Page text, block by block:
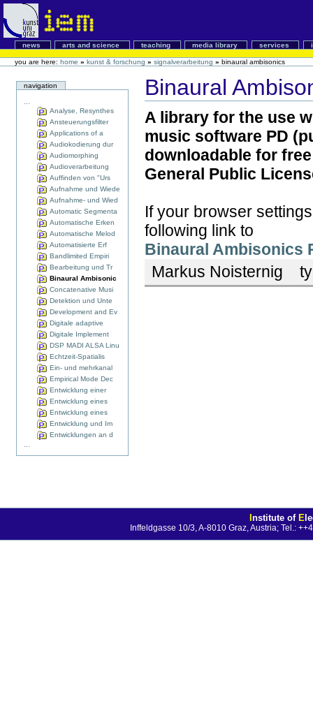
news arts and science teaching media library services
you are here: home » kunst & forschung » signalverarbeitung » binaural ambisonics
navigation
Analyse, Resynthes
Ansteuerungsfilter
Applications of a
Audiokodierung dur
Audiomorphing
Audioverarbeitung
Auffinden von "Urs
Aufnahme und Wiede
Aufnahme- und Wied
Automatic Segmenta
Automatische Erken
Automatische Melod
Automatisierte Erf
Bandlimited Empiri
Bearbeitung und Tr
Binaural Ambisonic
Concatenative Musi
Detektion und Unte
Development and Ev
Digitale adaptive
Digitale Implement
DSP MADI ALSA Linu
Echtzeit-Spatialis
Ein- und mehrkanal
Empirical Mode Dec
Entwicklung einer
Entwicklung eines
Entwicklung eines
Entwicklung und Im
Entwicklungen an d
Binaural
A library for the use
music software PD
downloadable for
General Public
If your browser
following link to
Binaural Ambisonics
Markus Noisternig
Institute of E
Inffeldgasse 10/3, A-8010 Graz, Austria; Tel.: